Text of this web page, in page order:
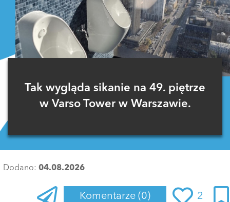
Tak wygląda sikanie na 49. piętrze
w Varso Tower w Warszawie.
Dodano: 04.08.2026
Komentarze (0) 2